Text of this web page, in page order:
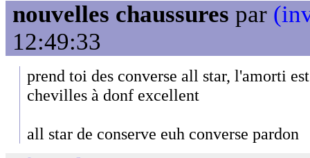
nouvelles chaussures par
12:49:33
prend toi des converse all star, l'amorti
chevilles à donf excellent
all star de conserve euh converse pardon